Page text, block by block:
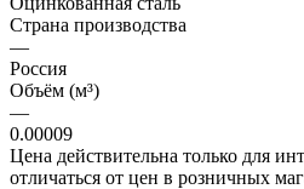
Страна производства
—
Россия
Объём (м³)
—
0.00009
Цена действительна только для
отличаться от цен в розничных